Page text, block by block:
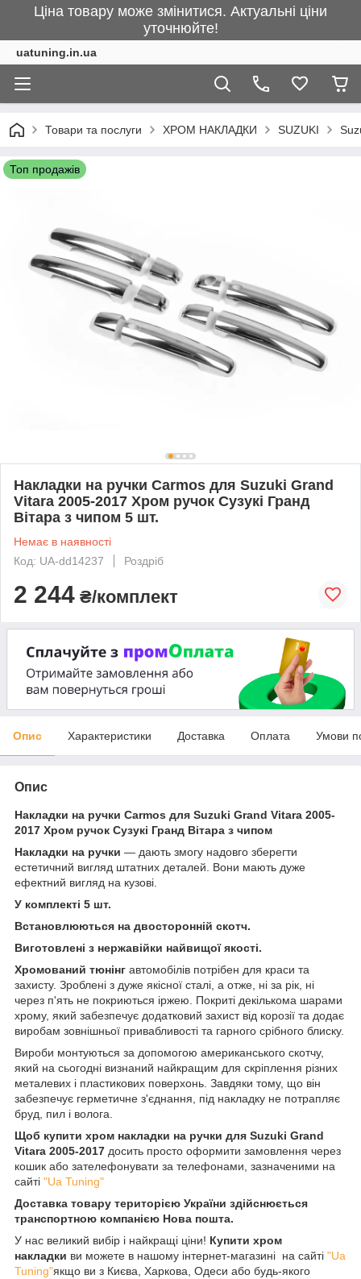
Ціна товару може змінитися. Актуальні ціни
уточнюйте!
uatuning.in.ua
Товари та послуги ХРОМ НАКЛАДКИ SUZUKI
Топ продажів
Накладки на ручки Carmos для Suzuki Grand
Vitara 2005-2017 Хром ручок Сузукі Гранд
Вітара з чипом 5 шт.
Немає в наявності
Код: UA-dd14237
Роздріб
2 244 ₴/комплект
Опис Характеристики Доставка Оплата Умови
Опис
Накладки на ручки Carmos для Suzuki Grand Vitara 2005-
2017 Хром ручок Сузукі Гранд Вітара з чипом
Накладки на ручки — дають змогу надовго зберегти
естетичний вигляд штатних деталей. Вони мають дуже
ефектний вигляд на кузові.
У комплекті 5 шт.
Встановлюються на двосторонній скотч.
Виготовлені з нержавійки найвищої якості.
Хромований тюнінг автомобілів потрібен для краси та
захисту. Зроблені з дуже якісної сталі, а отже, ні за рік, ні
через п'ять не покриються іржею. Покриті декількома шарами
хрому, який забезпечує додатковий захист від корозії та додає
виробам зовнішньої привабливості та гарного срібного блиску.
Вироби монтуються за допомогою американського скотчу,
який на сьогодні визнаний найкращим для скріплення різних
металевих і пластикових поверхонь. Завдяки тому, що він
забезпечує герметичне з'єднання, під накладку не потрапляє
бруд, пил і волога.
Щоб купити хром накладки на ручки для Suzuki Grand
Vitara 2005-2017 досить просто оформити замовлення через
кошик або зателефонувати за телефонами, зазначеними на
сайті "Ua Tuning"
Доставка товару територією України здійснюється
транспортною компанією Нова пошта.
У нас великий вибір і найкращі ціни! Купити хром
накладки ви можете в нашому інтернет-магазині на сайті "Ua
Tuning"якщо ви з Києва, Харкова, Одеси або будь-якого